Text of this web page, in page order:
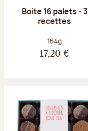
Boite 16 palets - 3
recettes
Poids net :
164g
17,20 €